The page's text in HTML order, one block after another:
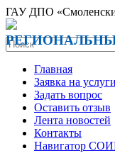
ГАУ ДПО
Главная
Заявка на
Задать вопрос
Оставить отзыв
Лента новостей
Контакты
Навигатор